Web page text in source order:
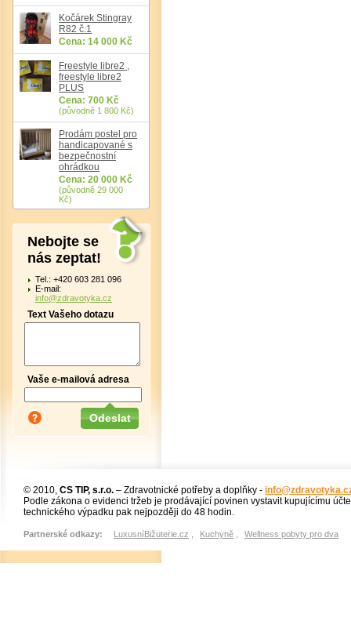
Kočárek Stingray
R82 č.1
Cena: 14 000 Kč
Freestyle libre2 ,
freestyle libre2
PLUS
Cena: 700 Kč
(původně 1 800 Kč)
Prodám postel pro
handicapované s
bezpečnostní
ohrádkou
Cena: 20 000 Kč
(původně 29 000
Kč)
Nebojte se
nás zeptat!
Tel.: +420 603 281 096
E-mail:
info@zdravotyka.cz
Text Vašeho dotazu
Vaše e-mailová adresa
© 2010, CS TIP, s.r.o. – Zdravotnické potřeby a doplňky -
Podle zákona o evidenci tržeb je prodávající povinen vystavit kupujícímu
technického výpadku pak nejpozději do 48 hodin.
Partnerské odkazy: LuxusníBižuterie.cz Kuchyně Wellness pobyty pro dva